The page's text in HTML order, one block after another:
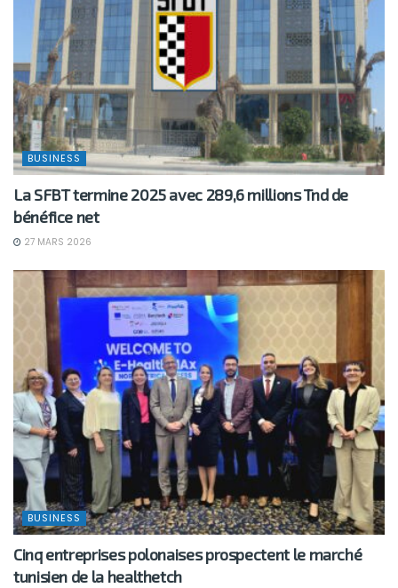
BUSINESS
La SFBT termine 2025 avec 289,6 millions Tnd de
bénéfice net
27 MARS 2026
BUSINESS
Cinq entreprises polonaises prospectent le marché
tunisien de la healthetch